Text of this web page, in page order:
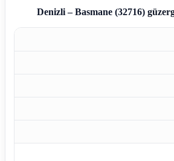
Denizli – Basmane (32716)